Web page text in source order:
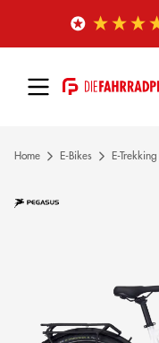
Zum Hauptinhalt springen
Home E-Bikes E-